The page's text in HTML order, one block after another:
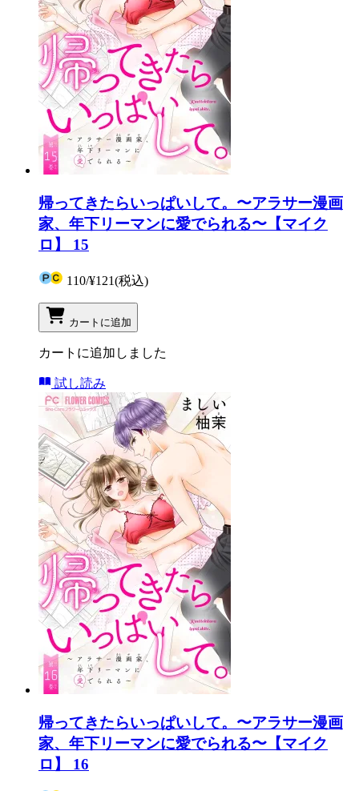
帰ってきたらいっぱいして。〜アラサー漫画
家、年下リーマンに愛でられる〜【マイク
ロ】 15
110/¥121(税込)
カートに追加
カートに追加しました
試し読み
帰ってきたらいっぱいして。〜アラサー漫画
家、年下リーマンに愛でられる〜【マイク
ロ】 16